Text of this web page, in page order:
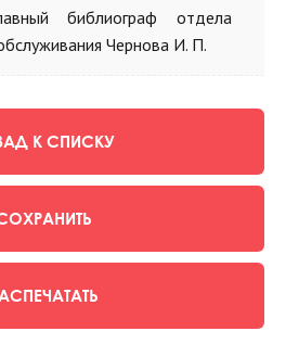
библиограф отдела
Чернова И. П.
К СПИСКУ